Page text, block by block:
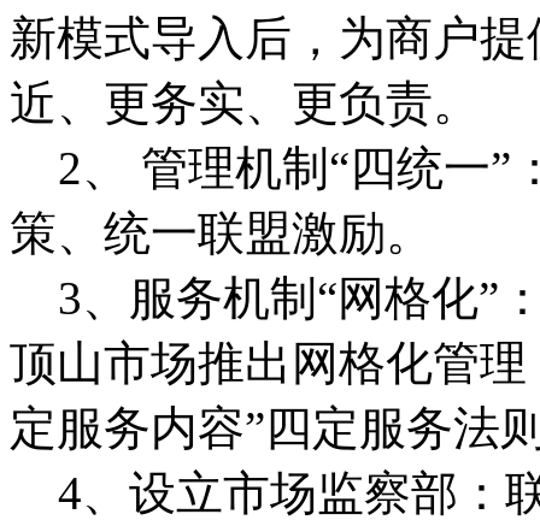
新模式导入后，为商户
近、更务实、更负责。
2、 管理机制“四统一”
策、统一联盟激励。
3、服务机制“网格化”
顶山市场推出网格化管
定服务内容”四定服务法
4、设立市场监察部：